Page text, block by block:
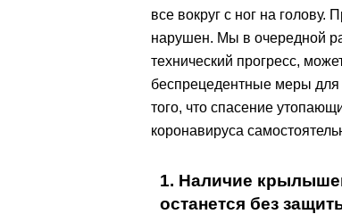
все вокруг с ног на
нарушен. Мы в очередной
технический прогресс,
беспрецедентные меры
того, что спасение
коронавируса
1. Наличие
останется без